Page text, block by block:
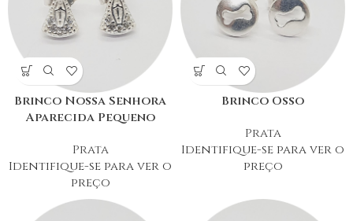
Brinco Nossa Senhora
Aparecida Pequeno
Prata
Identifique-se para ver o
preço
Brinco Osso
Prata
Identifique-se para ver o
preço